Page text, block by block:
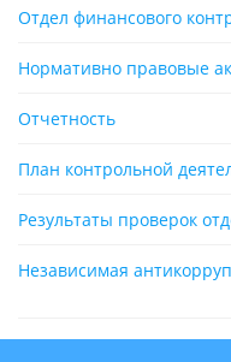
Отдел финансового
Нормативно правовые
Отчетность
План контрольной
Результаты проверок
Независимая